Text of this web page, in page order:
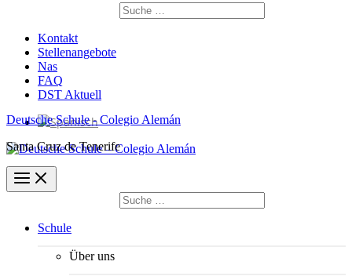
Suchen
nach:
Kontakt
Stellenangebote
Nas
FAQ
DST Aktuell
Deutsche Schule - Colegio Alemán
Santa Cruz de Tenerife
Suchen
nach:
Schule
Über uns